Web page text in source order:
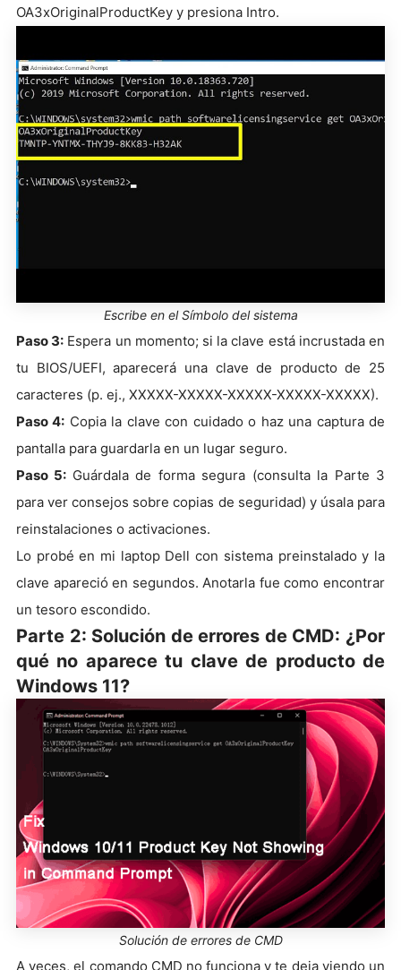
OA3xOriginalProductKey y presiona Intro.
Escribe en el Símbolo del sistema
Paso 3: Espera un momento; si la clave está incrustada en
tu BIOS/UEFI, aparecerá una clave de producto de 25
caracteres (p. ej., XXXXX-XXXXX-XXXXX-XXXXX-XXXXX).
Paso 4: Copia la clave con cuidado o haz una captura de
pantalla para guardarla en un lugar seguro.
Paso 5: Guárdala de forma segura (consulta la Parte 3
para ver consejos sobre copias de seguridad) y úsala para
reinstalaciones o activaciones.
Lo probé en mi laptop Dell con sistema preinstalado y la
clave apareció en segundos. Anotarla fue como encontrar
un tesoro escondido.
Parte 2: Solución de errores de CMD: ¿Por
qué no aparece tu clave de producto de
Windows 11?
Solución de errores de CMD
A veces, el comando CMD no funciona y te deja viendo un